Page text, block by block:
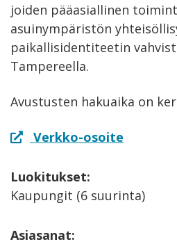
joiden pääasiallinen
asuinympäristön
paikallisidentiteetin
Tampereella.
Avustusten hakuaika on
Verkko-osoite
Luokitukset:
Kaupungit (6 suurinta)
Asiasanat: